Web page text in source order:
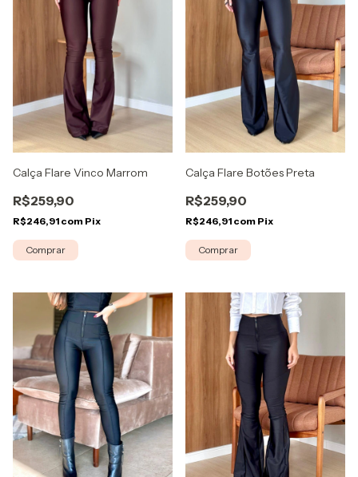
Calça Flare Vinco Marrom
R$259,90
R$246,91 com Pix
Comprar
Calça Flare Botões Preta
R$259,90
R$246,91 com Pix
Comprar